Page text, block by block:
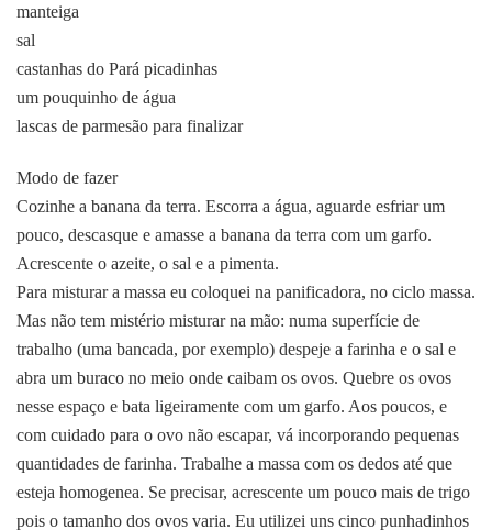
manteiga
sal
castanhas do Pará picadinhas
um pouquinho de água
lascas de parmesão para finalizar
Modo de fazer
Cozinhe a banana da terra. Escorra a água, aguarde esfriar um
pouco, descasque e amasse a banana da terra com um garfo.
Acrescente o azeite, o sal e a pimenta.
Para misturar a massa eu coloquei na panificadora, no ciclo massa.
Mas não tem mistério misturar na mão: numa superfície de
trabalho (uma bancada, por exemplo) despeje a farinha e o sal e
abra um buraco no meio onde caibam os ovos. Quebre os ovos
nesse espaço e bata ligeiramente com um garfo. Aos poucos, e
com cuidado para o ovo não escapar, vá incorporando pequenas
quantidades de farinha. Trabalhe a massa com os dedos até que
esteja homogenea. Se precisar, acrescente um pouco mais de trigo
pois o tamanho dos ovos varia. Eu utilizei uns cinco punhadinhos